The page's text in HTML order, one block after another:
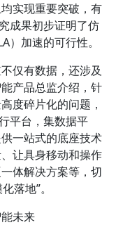
实现重要突破，有
成果初步证明了仿
）加速的可行性。
仅有数据，还涉及
产品总监介绍，针
度碎片化的问题，
平台，集数据平
一站式的底座技术
让具身移动和操作
体解决方案等，切
落地”。
未来